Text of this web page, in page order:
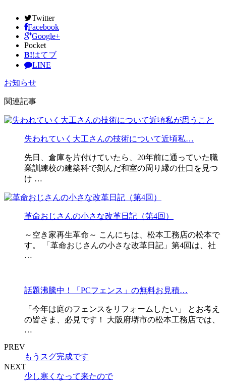
Twitter
Facebook
Google+
Pocket
B!はてブ
LINE
お知らせ
関連記事
失われていく大工さんの技術について近頃私…
先日、倉庫を片付けていたら、20年前に通っていた職
業訓練校の建築科で刻んだ和室の周り縁の仕口を見つ
け …
革命おじさんの小さな改革日記（第4回）
～空き家再生革命～ こんにちは、松本工務店の松本で
す。 「革命おじさんの小さな改革日記」第4回は、社
…
話題沸騰中！「PCフェンス」の無料お見積…
「今年は庭のフェンスをリフォームしたい」 とお考え
の皆さま、必見です！ 大阪府堺市の松本工務店では、
…
PREV
もうスグ完成です
NEXT
少し寒くなって来たので